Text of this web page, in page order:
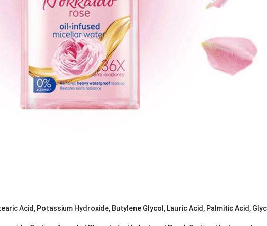
Acid, Potassium Hydroxide, Butylene Glycol, Lauric Acid, Palmitic Acid,